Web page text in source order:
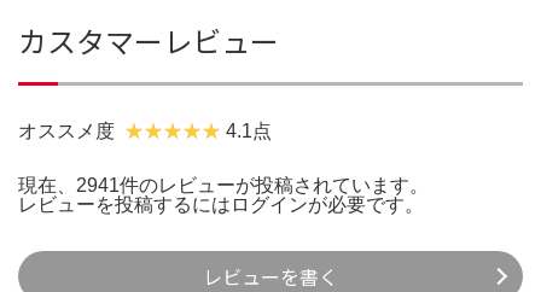
カスタマーレビュー
オススメ度 4.1点
現在、2941件のレビューが投稿されています。
レビューを投稿するには ログインが必要です。
レビューを書く